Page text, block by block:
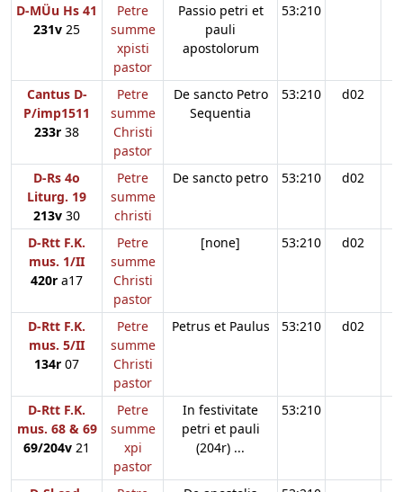
D-MÜu Hs 41
231v 25
Petre
summe
xpisti
pastor
Passio petri et
pauli
apostolorum
53:210
Cantus D-
P/imp1511
233r 38
Petre
summe
Christi
pastor
De sancto Petro
Sequentia
53:210 d02
D-Rs 4o
Liturg. 19
213v 30
Petre
summe
christi
De sancto petro 53:210 d02
D-Rtt F.K.
mus. 1/II
420r a17
Petre
summe
Christi
pastor
[none] 53:210 d02
D-Rtt F.K.
mus. 5/II
134r 07
Petre
summe
Christi
pastor
Petrus et Paulus 53:210 d02
D-Rtt F.K.
mus. 68 & 69
69/204v 21
Petre
summe
xpi
pastor
In festivitate
petri et pauli
(204r) ...
53:210